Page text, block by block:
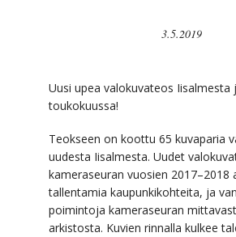
3.5.2019
Uusi upea valokuvateos Iisalmesta
toukokuussa!
Teokseen on koottu 65 kuvaparia
uudesta Iisalmesta. Uudet
kameraseuran vuosien 2017–2018
tallentamia kaupunkikohteita, ja
poimintoja kameraseuran
arkistosta. Kuvien rinnalla kulkee